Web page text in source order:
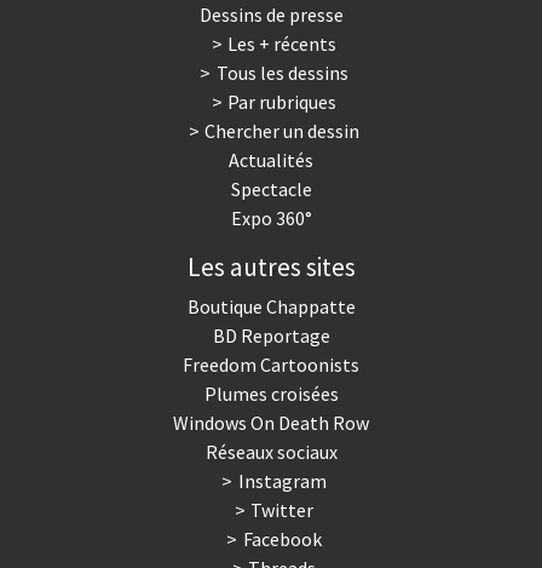
Dessins de presse
Les + récents
Tous les dessins
Par rubriques
Chercher un dessin
Actualités
Spectacle
Expo 360°
Les autres sites
Boutique Chappatte
BD Reportage
Freedom Cartoonists
Plumes croisées
Windows On Death Row
Réseaux sociaux
Instagram
Twitter
Facebook